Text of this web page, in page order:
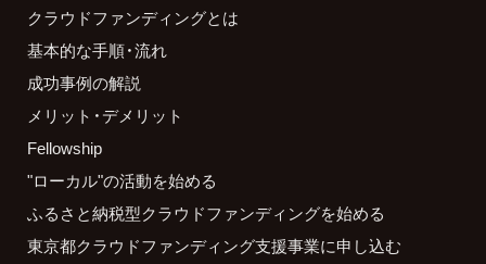
クラウドファンディングとは
基本的な手順・流れ
成功事例の解説
メリット・デメリット
Fellowship
"ローカル"の活動を始める
ふるさと納税型クラウドファンディングを始める
東京都クラウドファンディング支援事業に申し込む